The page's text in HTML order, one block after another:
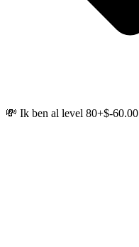
💸 Ik ben al level 80+$-60.00